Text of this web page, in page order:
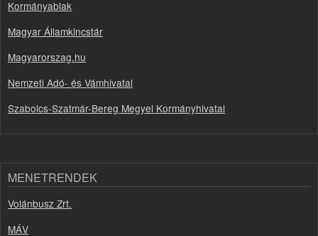
Kormányablak
Magyar Államkincstár
Magyarorszag.hu
Nemzeti Adó- és Vámhivatal
Szabolcs-Szatmár-Bereg Megyei Kormányhivatal
MENETRENDEK
Volánbusz Zrt.
MÁV